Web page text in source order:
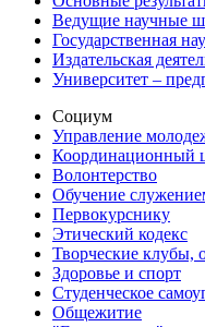
Ведущие научные
Государственная
Издательская
Университет –
Социум
Управление
Координационный
Волонтерство
Обучение
Первокурснику
Этический кодекс
Творческие клубы,
Здоровье и спорт
Студенческое
Общежитие